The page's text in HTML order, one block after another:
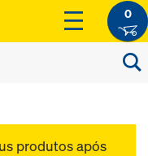
0
produtos após